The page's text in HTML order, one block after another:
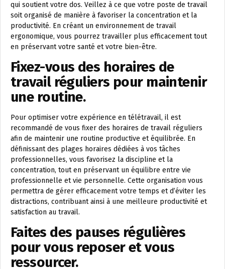
qui soutient votre dos. Veillez à ce que votre poste de travail
soit organisé de manière à favoriser la concentration et la
productivité. En créant un environnement de travail
ergonomique, vous pourrez travailler plus efficacement tout
en préservant votre santé et votre bien-être.
Fixez-vous des horaires de
travail réguliers pour maintenir
une routine.
Pour optimiser votre expérience en télétravail, il est
recommandé de vous fixer des horaires de travail réguliers
afin de maintenir une routine productive et équilibrée. En
définissant des plages horaires dédiées à vos tâches
professionnelles, vous favorisez la discipline et la
concentration, tout en préservant un équilibre entre vie
professionnelle et vie personnelle. Cette organisation vous
permettra de gérer efficacement votre temps et d’éviter les
distractions, contribuant ainsi à une meilleure productivité et
satisfaction au travail.
Faites des pauses régulières
pour vous reposer et vous
ressourcer.